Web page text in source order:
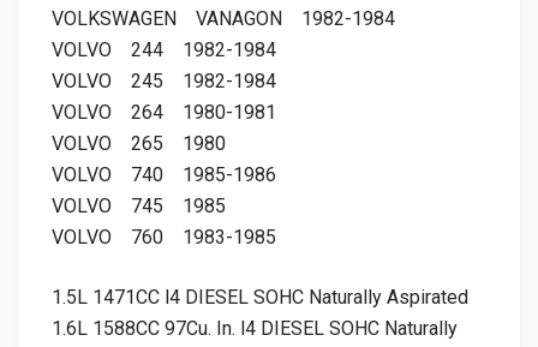
VOLKSWAGEN
VANAGON
1982-1984
VOLVO
244
1982-1984
VOLVO
245
1982-1984
VOLVO
264
1980-1981
VOLVO
265
1980
VOLVO
740
1985-1986
VOLVO
745
1985
VOLVO
760 1983-1985
1.5L 1471CC l4 DIESEL SOHC Naturally Aspirated
1.6L 1588CC 97Cu. In. l4 DIESEL SOHC Naturally